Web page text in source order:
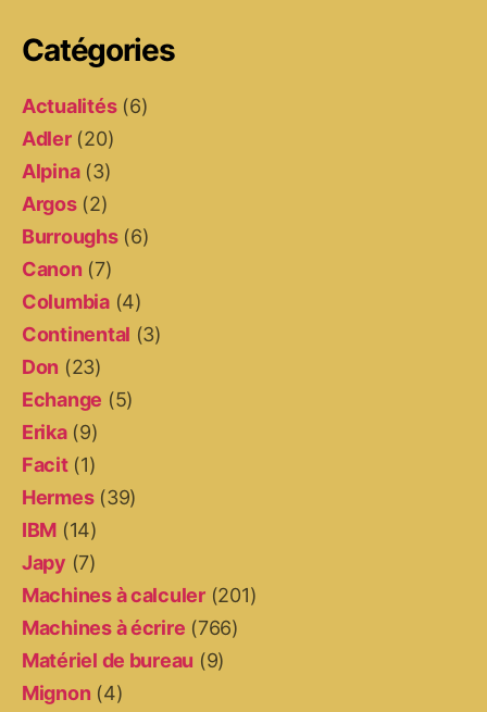
Catégories
Actualités(6)
Adler(20)
Alpina(3)
Argos(2)
Burroughs(6)
Canon (7)
Columbia(4)
Continental (3)
Don (23)
Echange (5)
Erika(9)
Facit(1)
Hermes(39)
IBM (14)
Japy (7)
Machines à calculer(201)
Machines à écrire (766)
Matériel de bureau (9)
Mignon (4)